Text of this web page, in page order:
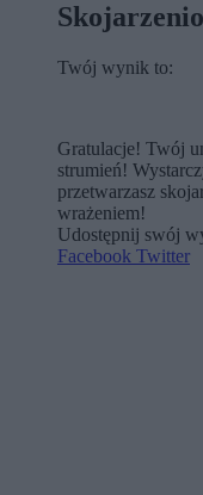
Twój wynik to:
Gratulacje! Twój
strumień!
przetwarzasz
wrażeniem!
Udostępnij swój
Facebook Twitter